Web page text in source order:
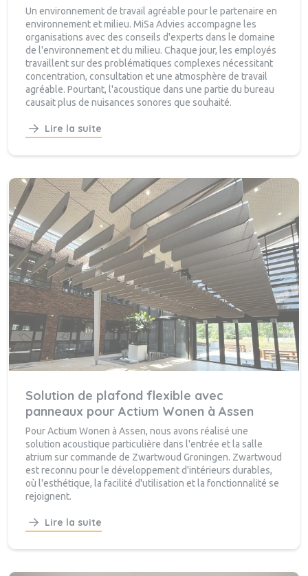
Un environnement de travail agréable pour le partenaire en
environnement et milieu. MiSa Advies accompagne les
organisations avec des conseils d'experts dans le domaine
de l'environnement et du milieu. Chaque jour, les employés
travaillent sur des problématiques complexes nécessitant
concentration, consultation et une atmosphère de travail
agréable. Pourtant, l'acoustique dans une partie du bureau
causait plus de nuisances sonores que souhaité.
Lire la suite
Solution de plafond flexible avec
panneaux pour Actium Wonen à Assen
Pour Actium Wonen à Assen, nous avons réalisé une
solution acoustique particulière dans l'entrée et la salle
atrium sur commande de Zwartwoud Groningen. Zwartwoud
est reconnu pour le développement d'intérieurs durables,
où l'esthétique, la facilité d'utilisation et la fonctionnalité se
rejoignent.
Lire la suite